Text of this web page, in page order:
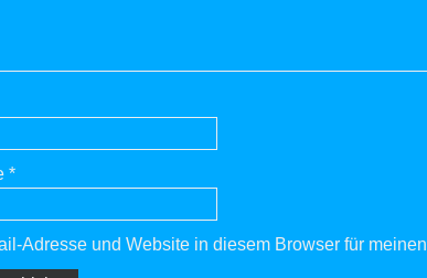
*
Adresse und Website in diesem Browser für